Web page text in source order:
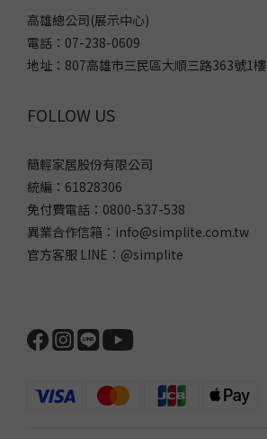
高雄總公司(展示中心)
電話：07-238-0609
地址：807高雄市三民區大順三路363號1樓
FOLLOW US
簡輕家居股份有限公司
統編：61828306
免付費電話：0800-537-538
異業合作信箱：info@simplite.com.tw
官方客服 LINE：@simplite